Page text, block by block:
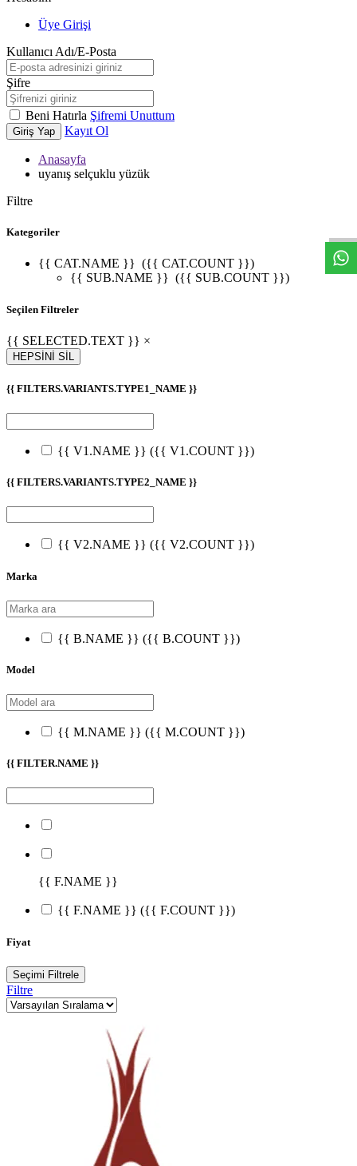
Üye Girişi
Kullanıcı Adı/E-Posta
Şifre
Beni Hatırla Şifremi Unuttum
Giriş Yap Kayıt Ol
Anasayfa
uyanış selçuklu yüzük
Filtre
Kategoriler
{{ CAT.NAME }} ({{ CAT.COUNT }})
{{ SUB.NAME }} ({{ SUB.COUNT }})
Seçilen Filtreler
{{ SELECTED.TEXT }} ×
HEPSİNİ SİL
{{ FILTERS.VARIANTS.TYPE1_NAME }}
{{ V1.NAME }} ({{ V1.COUNT }})
{{ FILTERS.VARIANTS.TYPE2_NAME }}
{{ V2.NAME }} ({{ V2.COUNT }})
Marka
{{ B.NAME }} ({{ B.COUNT }})
Model
{{ M.NAME }} ({{ M.COUNT }})
{{ FILTER.NAME }}
{{ F.NAME }}
{{ F.NAME }} ({{ F.COUNT }})
Fiyat
Seçimi Filtrele
Filtre